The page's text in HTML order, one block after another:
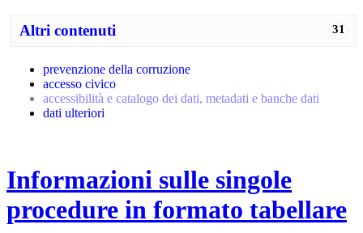
31
Altri contenuti
prevenzione della corruzione
accesso civico
accessibilità e catalogo dei dati, metadati e banche dati
dati ulteriori
Informazioni sulle singole
procedure in formato tabellare